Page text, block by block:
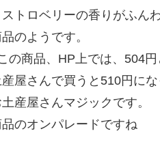
トロベリーの香りがふん
のようです。
の商品、HP上では、504円
屋さんで買うと510円に
産屋さんマジックです。
オンパレードですね